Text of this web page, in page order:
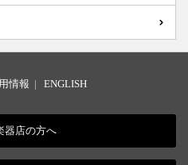
情報 | ENGLISH
器店の方へ